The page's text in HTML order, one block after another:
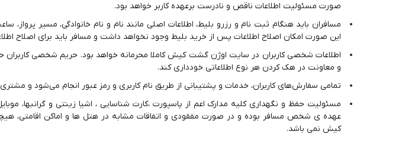
صورت مسئولیت اطلاعات ناقص و نادرست برعهده‌ کاربر خواهد بود.
مسافران باید هنگام ثبت نام و رزرو بلیط، اطلاعات اصلی مانند نام و نام خانوادگی،‌ مسیر پرواز،
این صورت امکان اصلاح اطلاعات پس از خرید بلیط وجود نخواهد داشت و مسافر باید برای اصلاح
اطلاعات شخصی کاربران در سایت اوژن گشت کیش کاملا محرمانه خواهد بود. حریم شخصی کاربران
و معاونت در هک کردن هر نوع اطلاعاتی خودداری کند.
تمامی سفارش‌های کاربران، خدمات و پشتیبانی از طریق نام کاربری و رمز عبور انجام می‌شود و
مسئولیت حفظ و نگهداری کلیه مدارک اعم از پاسپورت ،کارت شناسایی ، اشیا زینتی و گرانبها،
عهده ی شخص مسافر بوده و در صورت مفقودی و اتفاقات مشابه در هتل ها و اماکن اقامتی،
کیش نمی باشد.